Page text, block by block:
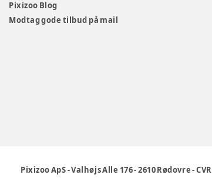
Pixizoo Blog
Modtag gode tilbud på mail
Pixizoo ApS-Valhøjs Alle 176-2610 Rødovre-